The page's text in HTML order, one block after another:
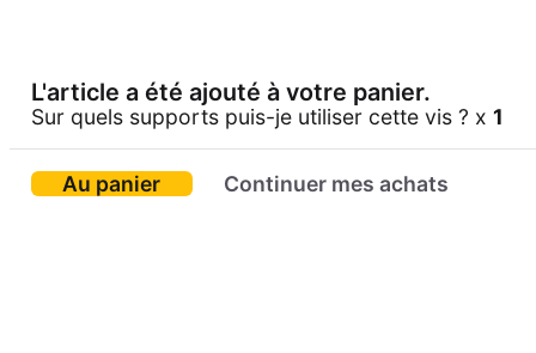
L'article a été ajouté à votre panier.
Sur quels supports puis-je utiliser cette vis ? x 1
Au panier Continuer mes achats